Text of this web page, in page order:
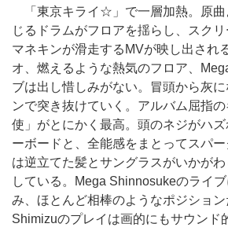
「東京キライ☆」で一層加熱。原曲
じるドラムがフロアを揺らし、スク
マネキンが滑走するMVが映し出され
オ、燃えるような熱気のフロア、
ブは出し惜しみがない。冒頭から灰
ンで突き抜けていく。アルバム屈指
使」がとにかく最高。頭のネジがハ
ーボードと、全能感をまとってスパ
は逆立てた髪とサングラスがいかが
している。Mega Shinnosukeのライ
み、ほとんど相棒のようなポジショ
Shimizuのプレイは画的にもサウンド